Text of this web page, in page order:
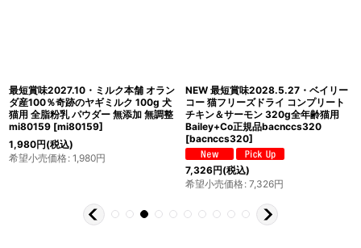
最短賞味2027.10・ミルク本舗 オラン
ダ産100％奇跡のヤギミルク 100g 犬
猫用 全脂粉乳 パウダー 無添加 無調整
mi80159 [mi80159]
1,980円(税込)
希望小売価格: 1,980円
NEW 最短賞味2028.5.27・ベイリー
コー 猫フリーズドライ コンプリート
チキン＆サーモン 320g全年齢猫用
Bailey+Co正規品bacnccs320
[bacnccs320]
7,326円(税込)
希望小売価格: 7,326円